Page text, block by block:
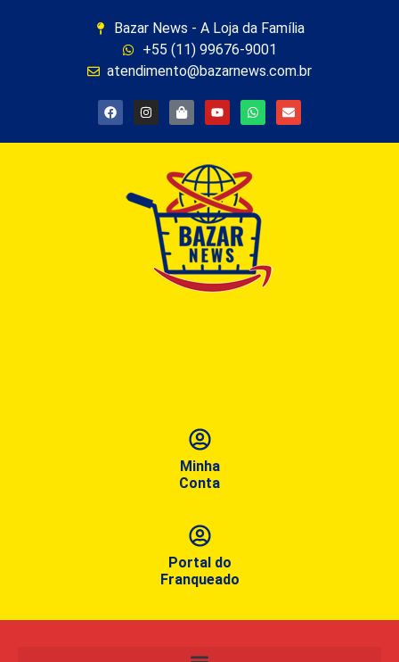
Bazar News - A Loja da Família
+55 (11) 99676-9001
atendimento@bazarnews.com.br
Minha
Conta
Portal do
Franqueado